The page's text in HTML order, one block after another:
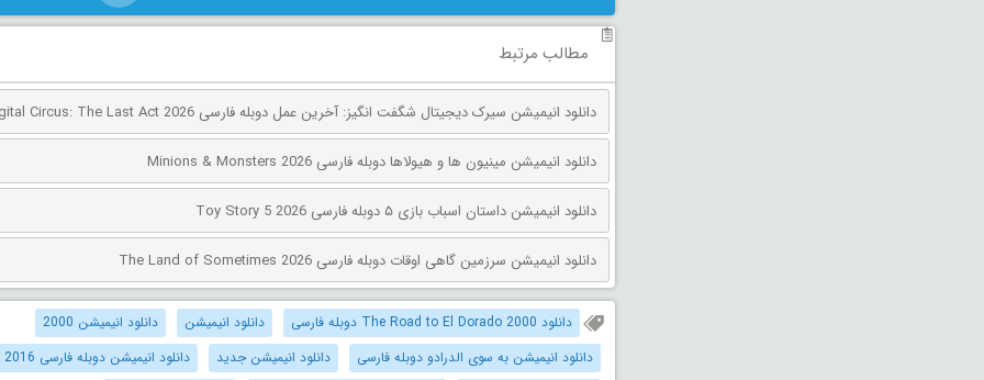
مطالب مرتبط
دانلود انیمیشن مینیون‌ ها و هیولاها دوبله فارسی Minions & Monsters 2026
دانلود انیمیشن داستان اسباب بازی ۵ دوبله فارسی Toy Story 5 2026
دانلود انیمیشن سرزمین گاهی اوقات دوبله فارسی The Land of Sometimes 2026
دانلود The Road to El Dorado 2000 دوبله فارسی دانلود انیمیشن
دانلود انیمیشن 2000
دانلود انیمیشن به سوی الدرادو دوبله فارسی
دانلود انیمیشن جدید
دانلود انیمیشن دوبله فارسی 2016